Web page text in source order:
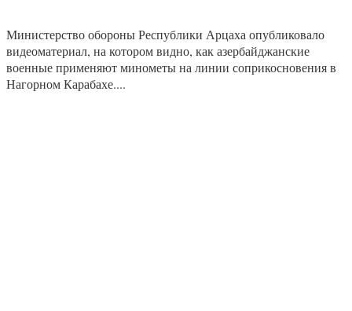
Министерство обороны Республики Арцаха опубликовало
видеоматериал, на котором видно, как азербайджанские
военные применяют минометы на линии соприкосновения в
Нагорном Карабахе....